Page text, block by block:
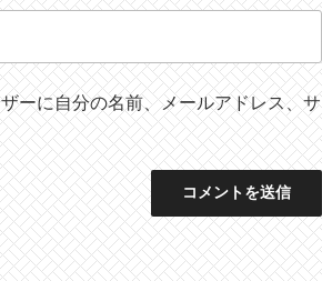
ーに自分の名前、メールアドレス、サ